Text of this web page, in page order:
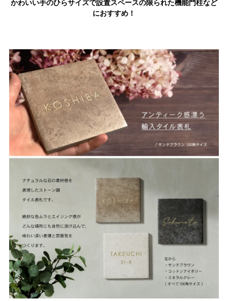
かわいい手のひらサイズで設置スペースの限られた機能門柱など
におすすめ！